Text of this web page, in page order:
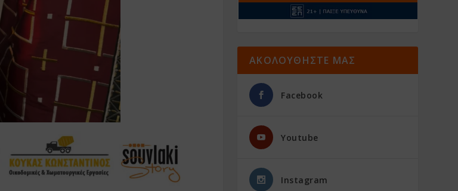
ΑΚΟΛΟΥΘΗΣΤΕ ΜΑΣ
Facebook
Youtube
Instagram